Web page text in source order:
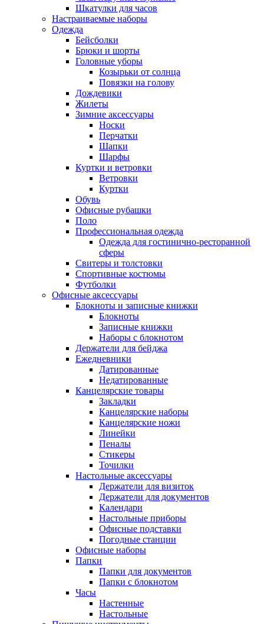
Шкатулки для часов
Настраиваемые наборы
Одежда
Бейсболки
Брюки и шорты
Головные уборы
Козырьки от солнца
Повязки на голову
Дождевики
Жилеты
Зимние аксессуары
Носки
Перчатки
Шапки
Шарфы
Куртки и ветровки
Ветровки
Куртки
Обувь
Офисные рубашки
Поло
Профессиональная одежда
Одежда для гостинично-ресторанной
сферы
Свитеры и толстовки
Спортивные костюмы
Футболки
Офисные аксессуары
Блокноты и записные книжки
Блокноты
Записные книжки
Наборы с блокнотом
Держатели для бейджа
Ежедневники
Датированные
Недатированные
Канцелярские товары
Закладки
Канцелярские наборы
Канцелярские ножи
Линейки
Пеналы
Стикеры
Точилки
Настольные аксессуары
Держатели для визиток
Держатели для документов
Календари
Настольные приборы
Офисные подставки
Погодные станции
Офисные наборы
Папки
Папки для документов
Папки с блокнотом
Часы
Настенные
Настольные